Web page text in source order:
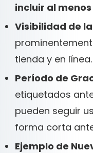
incluir al
Visibilidad de
tienda y en línea.
Período de
etiquetados
pueden seguir
forma corta
Ejemplo de